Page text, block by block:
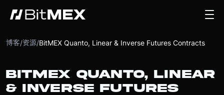
博客/资源/BitMEX Quanto, Linear & Inverse Futures Contracts
BITMEX QUANTO, LINEAR
& INVERSE FUTURES